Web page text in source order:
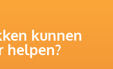
kunnen
helpen?